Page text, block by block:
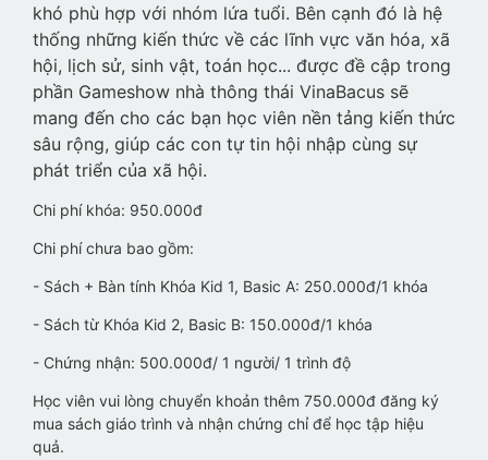
khó phù hợp với nhóm lứa tuổi. Bên cạnh đó là hệ
thống những kiến thức về các lĩnh vực văn hóa, xã
hội, lịch sử, sinh vật, toán học... được đề cập trong
phần Gameshow nhà thông thái VinaBacus sẽ
mang đến cho các bạn học viên nền tảng kiến thức
sâu rộng, giúp các con tự tin hội nhập cùng sự
phát triển của xã hội.
Chi phí khóa: 950.000đ
Chi phí chưa bao gồm:
- Sách + Bàn tính Khóa Kid 1, Basic A: 250.000đ/1 khóa
- Sách từ Khóa Kid 2, Basic B: 150.000đ/1 khóa
- Chứng nhận: 500.000đ/ 1 người/ 1 trình độ
Học viên vui lòng chuyển khoản thêm 750.000đ đăng ký
mua sách giáo trình và nhận chứng chỉ để học tập hiệu
quả.